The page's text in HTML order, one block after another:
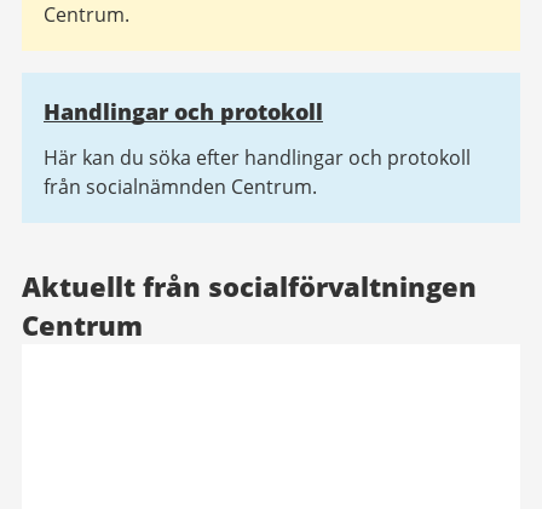
Centrum.
Handlingar och protokoll
Här kan du söka efter handlingar och protokoll
från socialnämnden Centrum.
Aktuellt från socialförvaltningen
Centrum